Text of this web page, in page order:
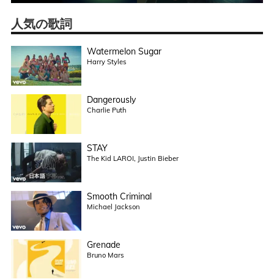
人気の歌詞
Watermelon Sugar
Harry Styles
Dangerously
Charlie Puth
STAY
The Kid LAROI, Justin Bieber
Smooth Criminal
Michael Jackson
Grenade
Bruno Mars